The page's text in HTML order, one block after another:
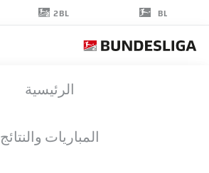
BL
2BL
الرئيسية
المباريات والنتائج